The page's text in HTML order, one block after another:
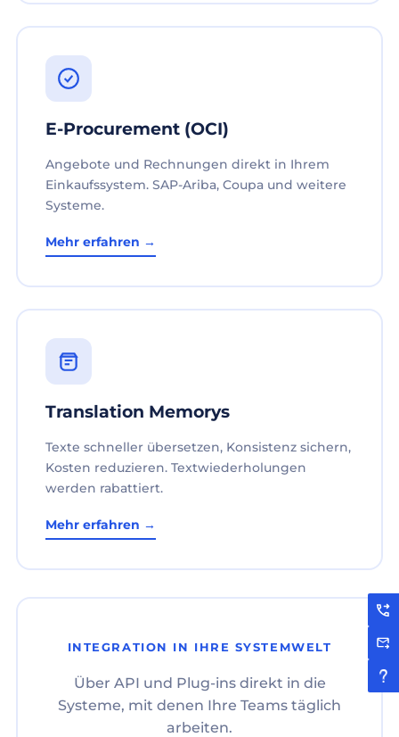
E-Procurement (OCI)
Angebote und Rechnungen direkt in Ihrem
Einkaufssystem. SAP-Ariba, Coupa und weitere
Systeme.
Mehr erfahren →
Translation Memorys
Texte schneller übersetzen, Konsistenz sichern,
Kosten reduzieren. Textwiederholungen
werden rabattiert.
Mehr erfahren →
INTEGRATION IN IHRE SYSTEMWELT
Über API und Plug-ins direkt in die
Systeme, mit denen Ihre Teams täglich
arbeiten.